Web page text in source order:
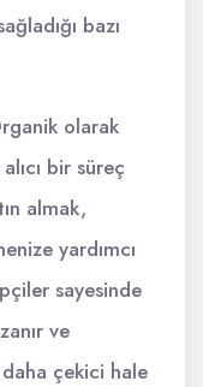
bazı
olarak
bir süreç
almak,
yardımcı
sayesinde
ve
çekici hale